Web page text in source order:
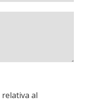
relativa al